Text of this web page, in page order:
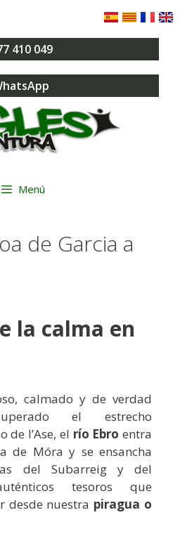
410 049
Menú
de Garcia a
la calma en
calmado y de verdad
el estrecho
de l’Ase, el río Ebro entra
de Móra y se ensancha
del Subarreig y del
tesoros que
desde nuestra piragua o